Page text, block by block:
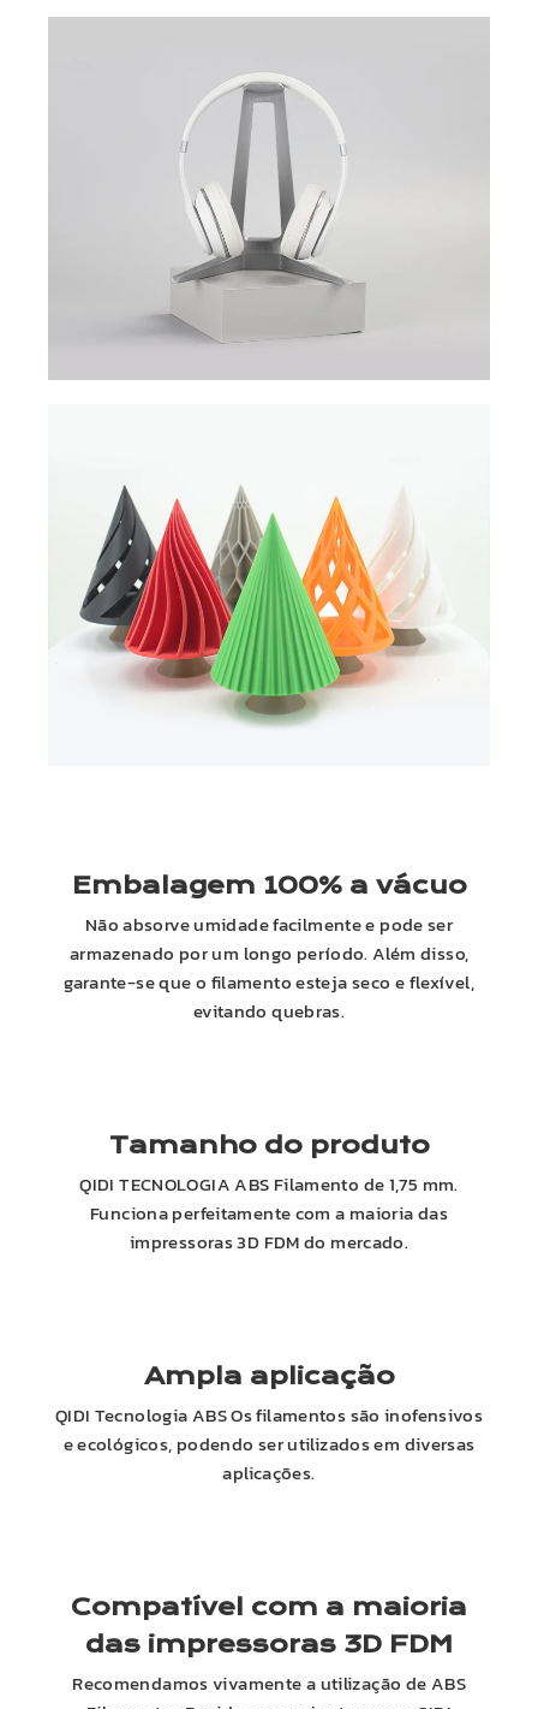
Embalagem 100% a vácuo
Não absorve umidade facilmente e pode ser
armazenado por um longo período. Além disso,
garante-se que o filamento esteja seco e flexível,
evitando quebras.
Tamanho do produto
QIDI TECNOLOGIAABS Filamento de 1,75 mm.
Funciona perfeitamente com a maioria das
impressoras 3D FDM do mercado.
Ampla aplicação
QIDI TecnologiaABSOs filamentos são inofensivos
e ecológicos, podendo ser utilizados em diversas
aplicações.
Compatível com a maioria
das impressoras 3D FDM
Recomendamos vivamente a utilização deABS